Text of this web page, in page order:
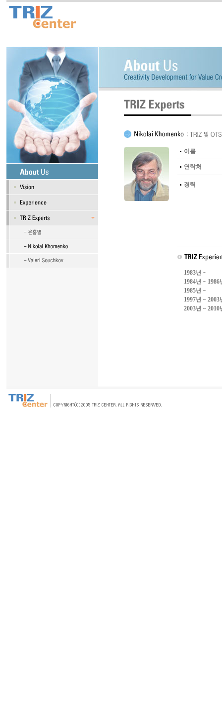
이름
연락처
경력
1983년 ~
1984년 ~ 1986
1985년 ~
1997년 ~ 2003
2003년 ~ 2010